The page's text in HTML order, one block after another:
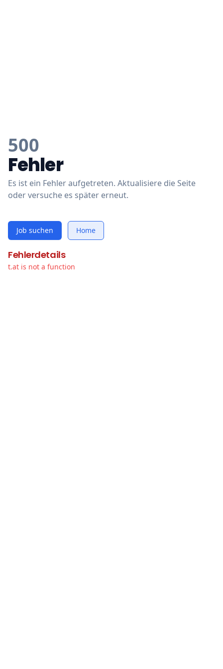
500
Fehler
Es ist ein Fehler aufgetreten. Aktualisiere die Seite
oder versuche es später erneut.
Job suchen Home
Fehlerdetails
t.at is not a function